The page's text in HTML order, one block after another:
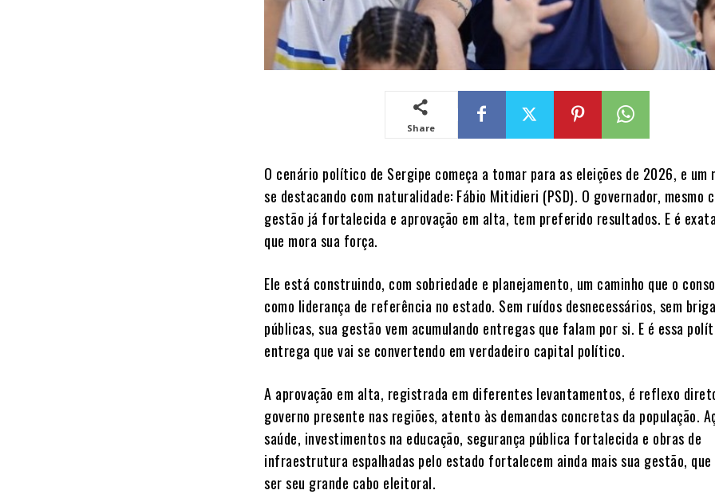
Share
O cenário político de Sergipe começa a tomar para as eleições de 2026, e um
se destacando com naturalidade: Fábio Mitidieri (PSD). O governador, mesmo
gestão já fortalecida e aprovação em alta, tem preferido resultados. E é
que mora sua força.
Ele está construindo, com sobriedade e planejamento, um caminho que o
como liderança de referência no estado. Sem ruídos desnecessários, sem
públicas, sua gestão vem acumulando entregas que falam por si. E é essa
entrega que vai se convertendo em verdadeiro capital político.
A aprovação em alta, registrada em diferentes levantamentos, é reflexo
governo presente nas regiões, atento às demandas concretas da população.
saúde, investimentos na educação, segurança pública fortalecida e obras de
infraestrutura espalhadas pelo estado fortalecem ainda mais sua gestão, que
ser seu grande cabo eleitoral.